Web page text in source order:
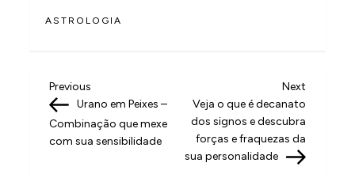
ASTROLOGIA
N
a
v
Previous
Post
Previous
Urano em Peixes –
Combinação que mexe
com sua sensibilidade
Next
Post
Next
Veja o que é decanato
dos signos e descubra
forças e fraquezas da
sua personalidade